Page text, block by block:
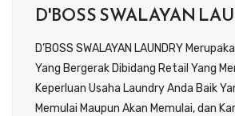
D'BOSS SWALAYAN
D’BOSS SWALAYAN LAUNDRY
Yang Bergerak Dibidang Retail Yang
Keperluan Usaha Laundry Anda Baik
Memulai Maupun Akan Memulai, dan